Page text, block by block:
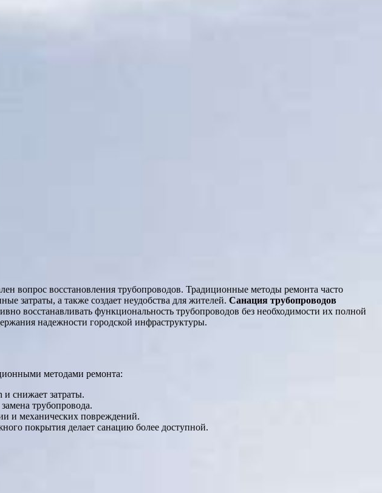
вопрос восстановления трубопроводов. Традиционные методы ремонта часто
затраты, а также создает неудобства для жителей. Санация трубопроводов
восстанавливать функциональность трубопроводов без необходимости их полной
надежности городской инфраструктуры.
методами ремонта:
снижает затраты.
трубопровода.
и механических повреждений.
покрытия делает санацию более доступной.